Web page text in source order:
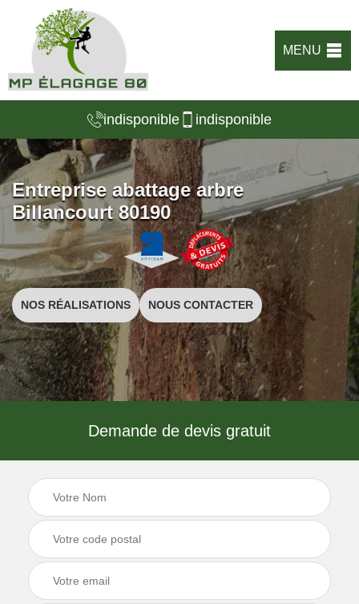
MENU
indisponible indisponible
Entreprise abattage arbre
Billancourt 80190
NOS RÉALISATIONS NOUS CONTACTER
Demande de devis gratuit